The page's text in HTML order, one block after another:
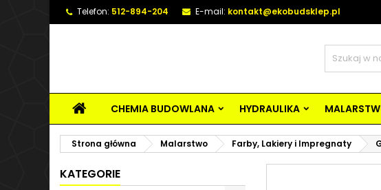
Telefon: 512-894-204 E-mail: kontakt@ekobudsklep.pl
CHEMIA BUDOWLANA HYDRAULIKA
Strona główna Malarstwo Farby, Lakiery i Impregnaty
KATEGORIE